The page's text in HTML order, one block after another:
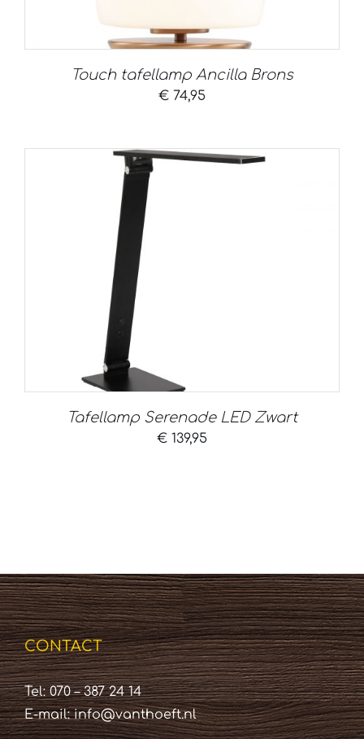
Touch tafellamp Ancilla Brons
€ 74,95
Tafellamp Serenade LED Zwart
€ 139,95
CONTACT
Tel: 070 – 387 24 14
E-mail:info@vanthoeft.nl